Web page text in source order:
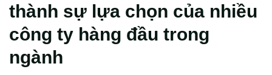
thành sự lựa chọn của nhiều
công ty hàng đầu trong
ngành